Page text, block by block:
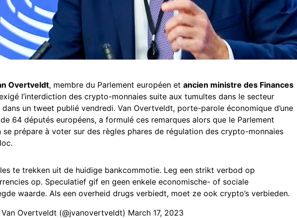
Overtveldt, membre du Parlement européen et ancien ministre des Finances
l’interdiction des crypto-monnaies suite aux tumultes dans le secteur
dans un tweet publié vendredi. Van Overtveldt, porte-parole économique d’une
64 députés européens, a formulé ces remarques alors que le Parlement
se prépare à voter sur des règles phares de régulation des crypto-monnaies
te trekken uit de huidige bankcommotie. Leg een strikt verbod op
op. Speculatief gif en geen enkele economische- of sociale
waarde. Als een overheid drugs verbiedt, moet ze ook crypto’s verbieden.
Overtveldt (@jvanovertveldt) March 17, 2023